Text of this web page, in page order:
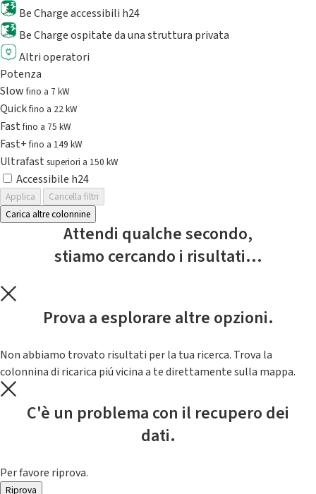
Be Charge accessibili h24
Be Charge ospitate da una struttura privata
Altri operatori
Potenza
Slowfino a 7 kW
Quickfino a 22 kW
Fastfino a 75 kW
Fast+fino a 149 kW
Ultrafast superiori a 150 kW
Accessibile h24
Applica
Cancella filtri
Carica altre colonnine
Attendi qualche secondo,
stiamo cercando i risultati...
Prova a esplorare altre opzioni.
Non abbiamo trovato risultati per la tua ricerca. Trova la
colonnina di ricarica piú vicina a te direttamente sulla mappa.
C'è un problema con il recupero dei
dati.
Per favore riprova.
Riprova